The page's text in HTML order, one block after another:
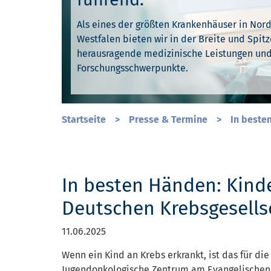
Unser gesamtes Denken und Handeln ist
Werte geprägt. Wir leben Toleranz und
unserer Arbeit – jeden Tag.
Als eines der größten Krankenhäuser in
Westfalen bieten wir in der Breite und
herausragende medizinische Leistungen und
Forschungsschwerpunkte.
Ihre Gesundheit liegt uns am Herzen.
unser Fachwissen und jahrelange Erfahrung
Sie schnell wieder gesund werden.
Startseite > Presse & Termine > In
In besten Händen:
Deutschen
11.06.2025
Wenn ein Kind an Krebs erkrankt, ist das für